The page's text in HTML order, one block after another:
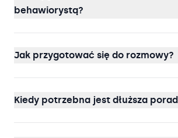
behawiorystą?
Jak przygotować się do rozmowy?
Kiedy potrzebna jest dłuższa